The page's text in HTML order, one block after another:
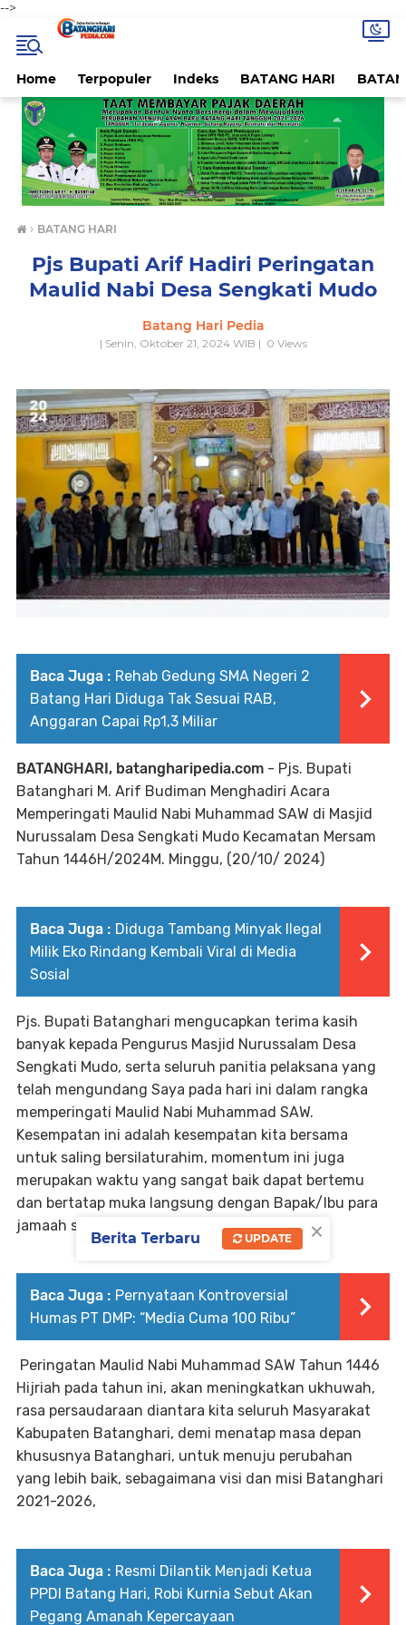
-->
Home Terpopuler Indeks BATANG HARI
› BATANG HARI
Pjs Bupati Arif Hadiri Peringatan
Maulid Nabi Desa Sengkati Mudo
Batang Hari Pedia
| Senin, Oktober 21, 2024 WIB | 0 Views
Baca Juga : Rehab Gedung SMA Negeri 2
Batang Hari Diduga Tak Sesuai RAB,
Anggaran Capai Rp1,3 Miliar
BATANGHARI, batangharipedia.com - Pjs. Bupati
Batanghari M. Arif Budiman Menghadiri Acara
Memperingati Maulid Nabi Muhammad SAW di Masjid
Nurussalam Desa Sengkati Mudo Kecamatan Mersam
Tahun 1446H/2024M. Minggu, (20/10/ 2024)
Baca Juga : Diduga Tambang Minyak Ilegal
Milik Eko Rindang Kembali Viral di Media
Sosial
Pjs. Bupati Batanghari mengucapkan terima kasih
banyak kepada Pengurus Masjid Nurussalam Desa
Sengkati Mudo, serta seluruh panitia pelaksana yang
telah mengundang Saya pada hari ini dalam rangka
memperingati Maulid Nabi Muhammad SAW.
Kesempatan ini adalah kesempatan kita bersama
untuk saling bersilaturahim, momentum ini juga
merupakan waktu yang sangat baik dapat bertemu
dan bertatap muka langsung dengan Bapak/Ibu para
jamaah sekalian.
Baca Juga : Pernyataan Kontroversial
Humas PT DMP: “Media Cuma 100 Ribu”
Peringatan Maulid Nabi Muhammad SAW Tahun 1446
Hijriah pada tahun ini, akan meningkatkan ukhuwah,
rasa persaudaraan diantara kita seluruh Masyarakat
Kabupaten Batanghari, demi menatap masa depan
khususnya Batanghari, untuk menuju perubahan
yang lebih baik, sebagaimana visi dan misi Batanghari
2021-2026,
Baca Juga : Resmi Dilantik Menjadi Ketua
PPDI Batang Hari, Robi Kurnia Sebut Akan
Pegang Amanah Kepercayaan
×
Berita Terbaru UPDATE